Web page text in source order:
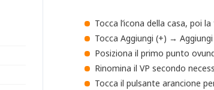
Tocca l’icona della casa, poi
Tocca Aggiungi (+) →
Posiziona il primo punto
Rinomina il VP secondo
Tocca il pulsante arancione